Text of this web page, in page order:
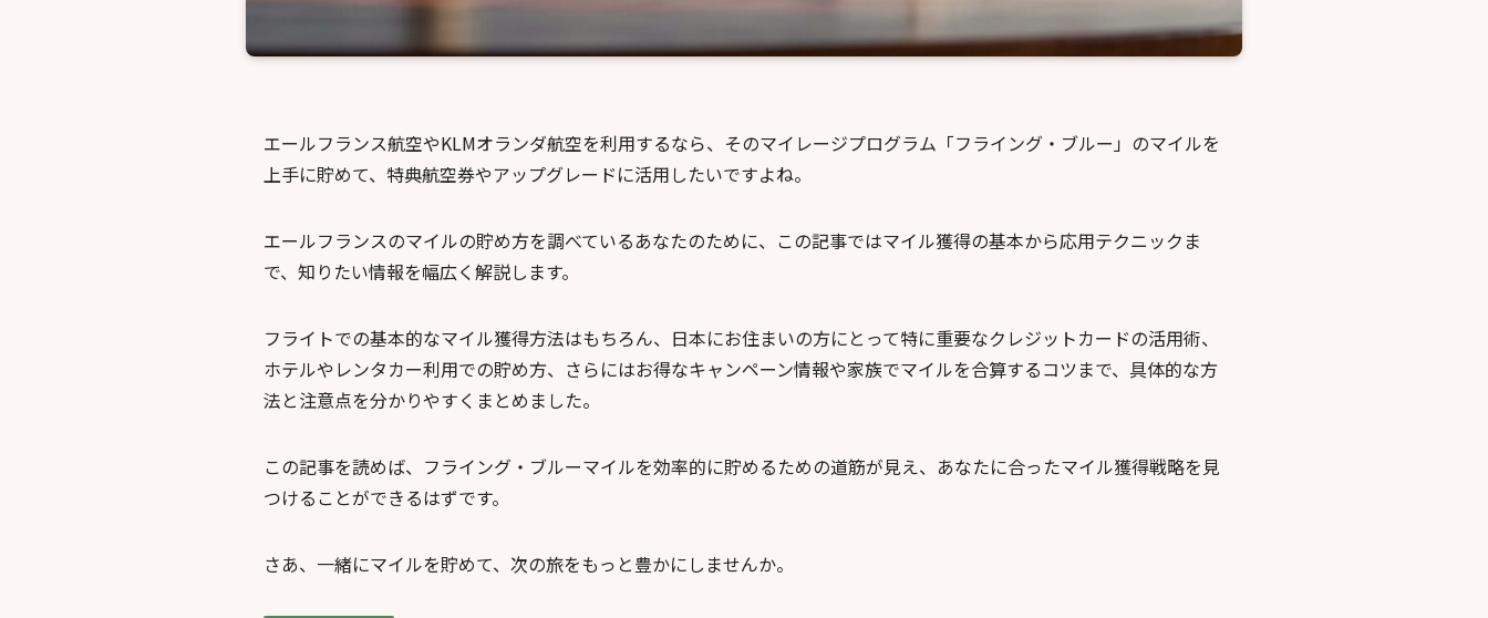
エールフランス航空やKLMオランダ航空を利用するなら、そのマイレージプログラム「フライング・ブルー」のマイルを
上手に貯めて、特典航空券やアップグレードに活用したいですよね。
エールフランスのマイルの貯め方を調べているあなたのために、この記事ではマイル獲得の基本から応用テクニックま
で、知りたい情報を幅広く解説します。
フライトでの基本的なマイル獲得方法はもちろん、日本にお住まいの方にとって特に重要なクレジットカードの活用術、
ホテルやレンタカー利用での貯め方、さらにはお得なキャンペーン情報や家族でマイルを合算するコツまで、具体的な方
法と注意点を分かりやすくまとめました。
この記事を読めば、フライング・ブルーマイルを効率的に貯めるための道筋が見え、あなたに合ったマイル獲得戦略を見
つけることができるはずです。
さあ、一緒にマイルを貯めて、次の旅をもっと豊かにしませんか。